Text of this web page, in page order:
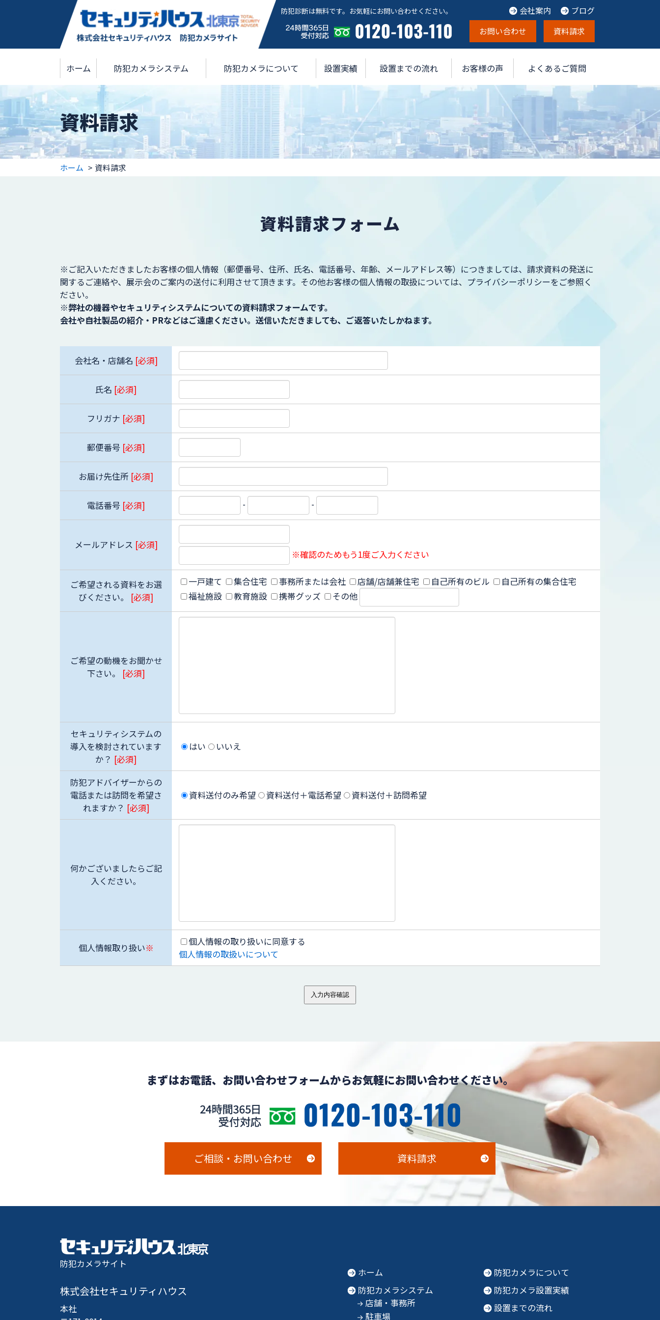
防犯診断は無料です。お気軽にお問い合わせください。 会社案内
ブログ
お問い合わせ
資料請求
ホーム 防犯カメラシステム 防犯カメラについて 設置実績 設置までの流れ お客様の声 よくあるご質問
資料請求
ホーム 資料請求
資料請求フォーム
※ご記入いただきましたお客様の個人情報（郵便番号、住所、氏名、電話番号、年齢、メールアドレス等）につきましては、請求資料の発送に
関するご連絡や、展示会のご案内の送付に利用させて頂きます。その他お客様の個人情報の取扱については、プライバシーポリシーをご参照く
ださい。
※弊社の機器やセキュリティシステムについての資料請求フォームです。
会社や自社製品の紹介・PRなどはご遠慮ください。送信いただきましても、ご返答いたしかねます。
会社名・店舗名 [必須]
氏名 [必須]
フリガナ [必須]
郵便番号 [必須]
お届け先住所 [必須]
電話番号 [必須] - -
メールアドレス [必須]
※確認のためもう1度ご入力ください
ご希望される資料をお選
びください。
[必須]
一戸建て 集合住宅 事務所または会社 店舗/店舗兼住宅 自己所有のビル
自己所有の集合住宅
福祉施設
教育施設 携帯グッズ その他
ご希望の動機をお聞かせ
下さい。
[必須]
セキュリティシステムの
導入を検討されています
か？ [必須]
はい いいえ
防犯アドバイザーからの
電話または訪問を希望さ
れますか？ [必須]
資料送付のみ希望 資料送付＋電話希望 資料送付＋訪問希望
何かございましたらご記
入ください。
個人情報取り扱い※
個人情報の取り扱いに同意する
個人情報の取扱いについて
入力内容確認
まずはお電話、お問い合わせフォームからお気軽にお問い合わせください。
ご相談・お問い合わせ 資料請求
防犯カメラサイト
株式会社セキュリティハウス
本社
ホーム
防犯カメラシステム
店舗・事務所
駐車場
防犯カメラについて
防犯カメラ設置実績
設置までの流れ